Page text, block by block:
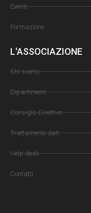
L'ASSOCIAZIONE
Chi siamo
Dipartimenti
Consiglio Direttivo
Trattamento dati
Help desk
Contatti
Eventi
Formazione